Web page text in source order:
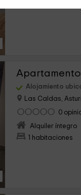
Alojamiento
Las Caldas,
0
Alquiler íntegro
1 habitaciones